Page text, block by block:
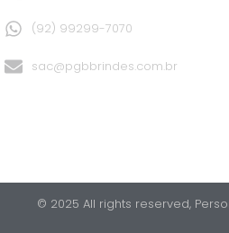
(92) 99299-7070
sac@pgbbrindes.com.br
© 2025 All rights reserved,​